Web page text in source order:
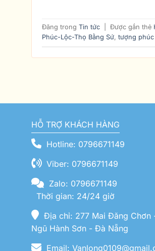
Đăng trong Tin tức Được gắn thẻ
Phúc-Lộc-Thọ Bằng Sứ, tượng
HỖ TRỢ KHÁCH HÀNG
Hotline: 0796671149
Viber: 0796671149
Zalo: 0796671149
Thời gian: 24/24 giờ
Địa chỉ: 277 Mai Đăng Chơn
Ngũ Hành Sơn - Đà Nẵng
Email: